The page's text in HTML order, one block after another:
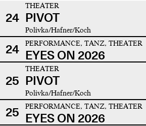
24
THEATER
PIVOT
Polivka/Hafner/Koch
24 PERFORMANCE, TANZ, THEATER
EYES ON 2026
25
THEATER
PIVOT
Polivka/Hafner/Koch
25 PERFORMANCE, TANZ, THEATER
EYES ON 2026